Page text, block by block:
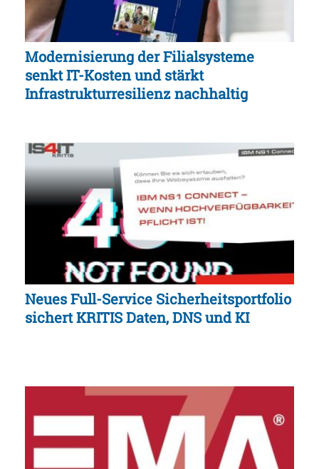
Modernisierung der Filialsysteme
senkt IT-Kosten und stärkt
Infrastrukturresilienz nachhaltig
Neues Full-Service Sicherheitsportfolio
sichert KRITIS Daten, DNS und KI